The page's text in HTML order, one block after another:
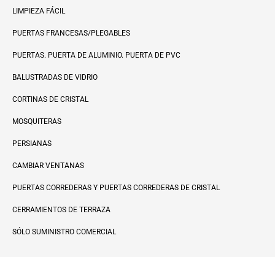
LIMPIEZA FÁCIL
PUERTAS FRANCESAS/PLEGABLES
PUERTAS. PUERTA DE ALUMINIO. PUERTA DE PVC
BALUSTRADAS DE VIDRIO
CORTINAS DE CRISTAL
MOSQUITERAS
PERSIANAS
CAMBIAR VENTANAS
PUERTAS CORREDERAS Y PUERTAS CORREDERAS DE CRISTAL
CERRAMIENTOS DE TERRAZA
SÓLO SUMINISTRO COMERCIAL